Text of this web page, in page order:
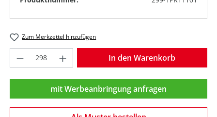
Zum Merkzettel hinzufügen
Produkt Anzahl: Gib den gewünschten
In den Warenkorb
mit Werbeanbringung anfragen